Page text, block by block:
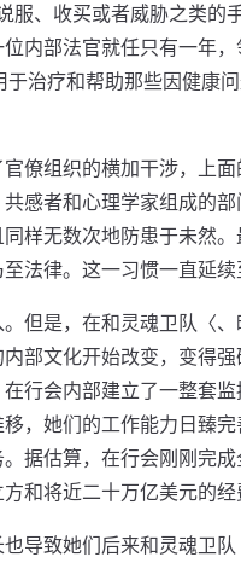
、收买或者威胁之类的
内部法官就任只有一年
疗和帮助那些因健康问
僚组织的横加干涉，上
感者和心理学家组成的
样无数次地防患于未然
法律。这一习惯一直延续
但是，在和灵魂卫队〈
部文化开始改变，变得
行会内部建立了一整套
，她们的工作能力日臻
据估算，在行会刚刚完
和将近二十万亿美元的经
也导致她们后来和灵魂卫